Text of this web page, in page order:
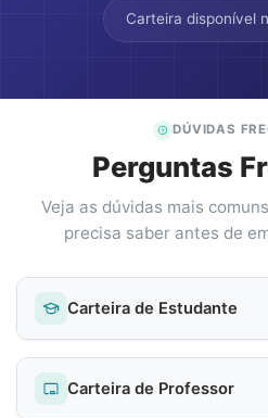
Carteira disponível
DÚVIDAS
Perguntas
Veja as dúvidas mais
precisa saber antes de
Carteira de Estudante
Carteira de Professor